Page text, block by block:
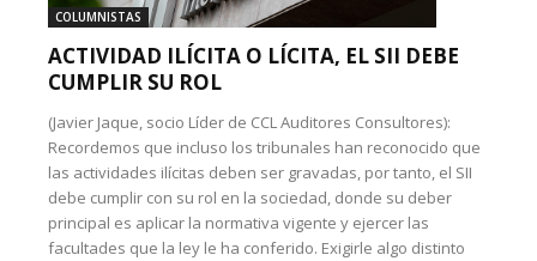
COLUMNISTAS
ACTIVIDAD ILÍCITA O LÍCITA, EL SII DEBE
CUMPLIR SU ROL
(Javier Jaque, socio Líder de CCL Auditores Consultores):
Recordemos que incluso los tribunales han reconocido que
las actividades ilícitas deben ser gravadas, por tanto, el SII
debe cumplir con su rol en la sociedad, donde su deber
principal es aplicar la normativa vigente y ejercer las
facultades que la ley le ha conferido. Exigirle algo distinto